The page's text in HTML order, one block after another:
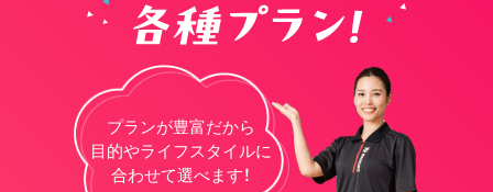
プランが豊富だから
目的やライフスタイルに
合わせて選べます！